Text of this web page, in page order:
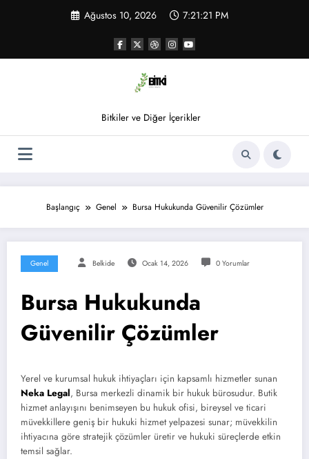
Ağustos 10, 2026 7:21:22 PM
Bitkiler ve Diğer İçerikler
Başlangıç Genel Bursa Hukukunda Güvenilir Çözümler
Genel Belkide Ocak 14, 2026 0 Yorumlar
Bursa Hukukunda
Güvenilir Çözümler
Yerel ve kurumsal hukuk ihtiyaçları için kapsamlı hizmetler sunan
Neka Legal, Bursa merkezli dinamik bir hukuk bürosudur. Butik
hizmet anlayışını benimseyen bu hukuk ofisi, bireysel ve ticari
müvekkillere geniş bir hukuki hizmet yelpazesi sunar; müvekkilin
ihtiyacına göre stratejik çözümler üretir ve hukuki süreçlerde etkin
temsil sağlar.